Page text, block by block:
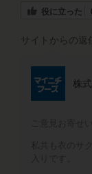
役に立った
サイトからの返
株